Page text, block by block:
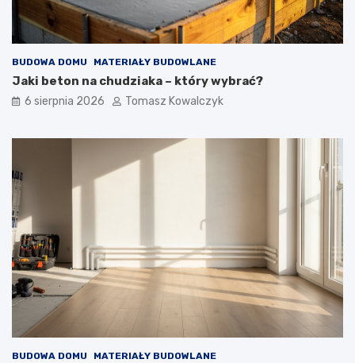
BUDOWA DOMU MATERIAŁY BUDOWLANE
Jaki beton na chudziaka – który wybrać?
6 sierpnia 2026 Tomasz Kowalczyk
BUDOWA DOMU MATERIAŁY BUDOWLANE